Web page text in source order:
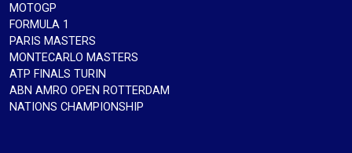
MOTOGP
FORMULA 1
PARIS MASTERS
MONTECARLO MASTERS
ATP FINALS TURIN
ABN AMRO OPEN ROTTERDAM
NATIONS CHAMPIONSHIP